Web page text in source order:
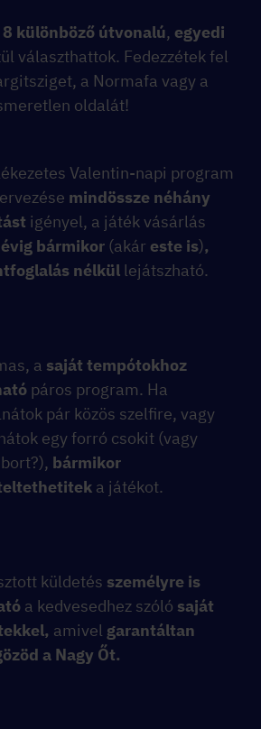
8 különböző útvonalú, egyedi
választhattok. Fedezzétek fel
a Normafa vagy a
oldalát!
Valentin-napi program
mindössze néhány
igényel, a játék vásárlás
bármikor (akár este is),
nélkül lejátszható.
a saját tempótokhoz
páros program. Ha
pár közös szelfire, vagy
egy forró csokit (vagy
bármikor
a játékot.
küldetés személyre is
a kedvesedhez szóló saját
amivel garantáltan
a Nagy Őt.